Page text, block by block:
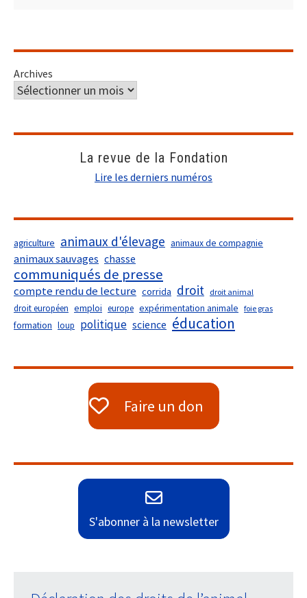
Archives
La revue de la Fondation
Lire les derniers numéros
agriculture animaux d'élevage animaux de compagnie
animaux sauvages chasse
communiqués de presse
compte rendu de lecture corrida droit droit animal
droit européen emploi europe expérimentation animale foie gras
formation loup politique science éducation
Faire un don
S'abonner à la newsletter